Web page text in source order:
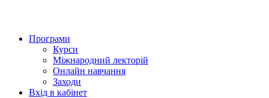
Програми
Курси
Міжнародний лекторій
Онлайн навчання
Заходи
Вхід в кабінет